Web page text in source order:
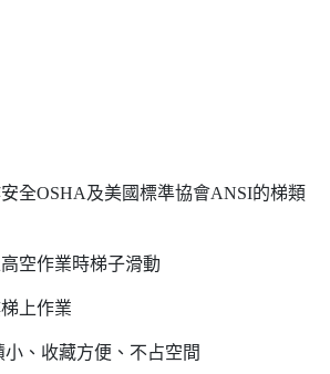
全OSHA及美國標準協會ANSI的梯類
空作業時梯子滑動
上作業
、收藏方便、不占空間